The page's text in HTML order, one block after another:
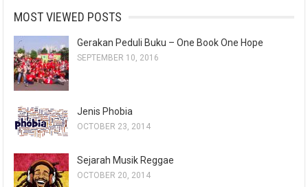
MOST VIEWED POSTS
Gerakan Peduli Buku – One Book One Hope
SEPTEMBER 10, 2016
Jenis Phobia
OCTOBER 23, 2014
Sejarah Musik Reggae
OCTOBER 20, 2014